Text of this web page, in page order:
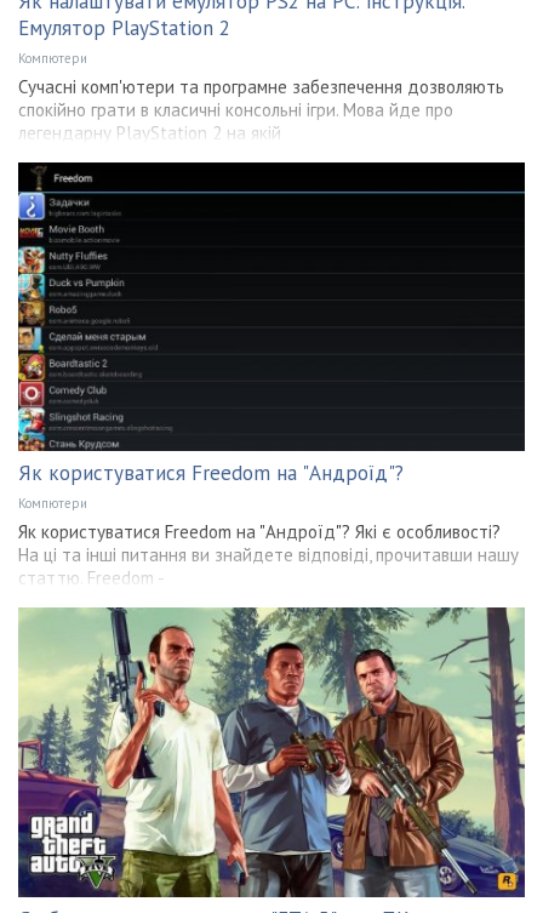
Емулятор PlayStation 2
Компютери
Сучасні комп'ютери та програмне забезпечення дозволяють
спокійно грати в класичні консольні ігри. Мова йде про
легендарну PlayStation 2 на якій
Як користуватися Freedom на "Андроїд"?
Компютери
Як користуватися Freedom на "Андроїд"? Які є особливості?
На ці та інші питання ви знайдете відповіді, прочитавши нашу
статтю. Freedom -